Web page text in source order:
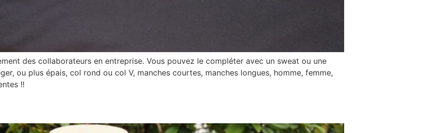
des collaborateurs en entreprise. Vous pouvez le compléter avec un sweat ou une
ou plus épais, col rond ou col V, manches courtes, manches longues, homme, femme,
!!